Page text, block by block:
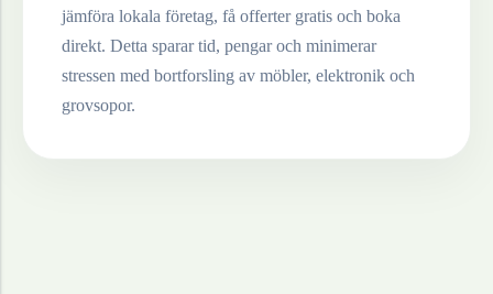
jämföra lokala företag, få offerter gratis och boka
direkt. Detta sparar tid, pengar och minimerar
stressen med bortforsling av möbler, elektronik och
grovsopor.